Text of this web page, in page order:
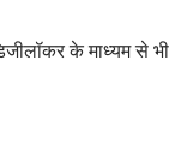
के माध्यम से